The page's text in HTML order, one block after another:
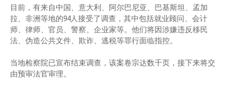
目前，有来自中国、意大利、阿尔巴尼亚、巴基斯坦、孟加
拉、非洲等地的94人接受了调查，其中包括就业顾问、会计
师、律师、官员、警察、企业家等。他们将因涉嫌违反移民
法、伪造公共文件、欺诈、逃税等罪行面临指控。
当地检察院已宣布结束调查，该案卷宗达数千页，接下来将交
由预审法官审理。